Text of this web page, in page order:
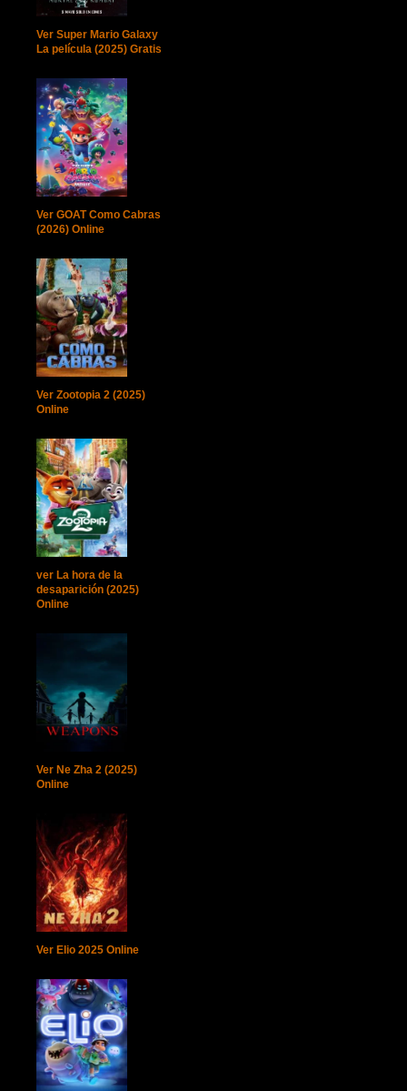
Ver Super Mario Galaxy
La película (2025) Gratis
Ver GOAT Como Cabras
(2026) Online
Ver Zootopia 2 (2025)
Online
ver La hora de la
desaparición (2025)
Online
Ver Ne Zha 2 (2025)
Online
Ver Elio 2025 Online